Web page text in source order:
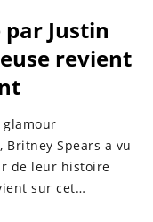
Justin
revient
Britney Spears a vu
de leur histoire
sur cet